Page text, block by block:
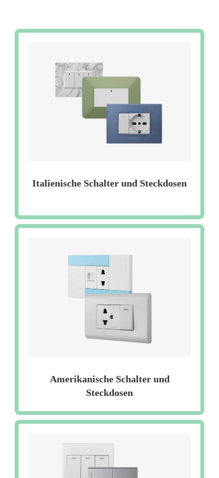
Italienische Schalter und Steckdosen
Amerikanische Schalter und
Steckdosen